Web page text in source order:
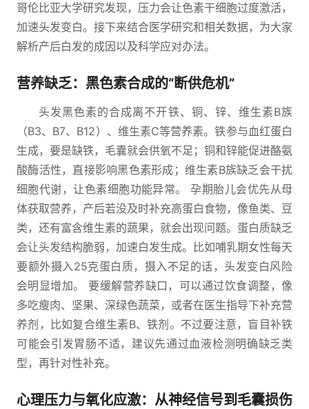
哥伦比亚大学研究发现，压力会让色素干细胞过度激活，
加速头发变白。接下来结合医学研究和相关数据，为大家
解析产后白发的成因以及科学应对办法。
营养缺乏：黑色素合成的“断供危机”
头发黑色素的合成离不开铁、铜、锌、维生素B族
（B3、B7、B12）、维生素C等营养素。铁参与血红蛋白
生成，要是缺铁，毛囊就会供氧不足；铜和锌能促进酪氨
酸酶活性，直接影响黑色素形成；维生素B族缺乏会干扰
细胞代谢，让色素细胞功能异常。 孕期胎儿会优先从母
体获取营养，产后若没及时补充高蛋白食物，像鱼类、豆
类，还有富含维生素的蔬果，就会出现问题。蛋白质缺乏
会让头发结构脆弱，加速白发生成。比如哺乳期女性每天
要额外摄入25克蛋白质，摄入不足的话，头发变白风险
会明显增加。 要缓解营养缺口，可以通过饮食调整，像
多吃瘦肉、坚果、深绿色蔬菜，或者在医生指导下补充营
养剂，比如复合维生素B、铁剂。不过要注意，盲目补铁
可能会引发胃肠不适，建议先通过血液检测明确缺乏类
型，再针对性补充。
心理压力与氧化应激：从神经信号到毛囊损伤